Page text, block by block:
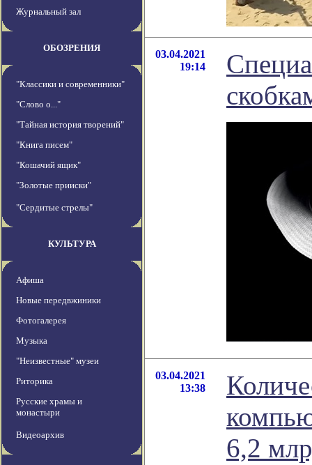
Журнальный зал
ОБОЗРЕНИЯ
"Классики и современники"
"Слово о..."
"Тайная история творений"
"Книга писем"
"Кошачий ящик"
"Золотые прииски"
"Сердитые стрелы"
КУЛЬТУРА
Афиша
Новые передвжиники
Фотогалерея
Музыка
"Неизвестные" музеи
Риторика
Русские храмы и
монастыри
Видеоархив
03.04.2021
19:14
03.04.2021
13:38
6,2